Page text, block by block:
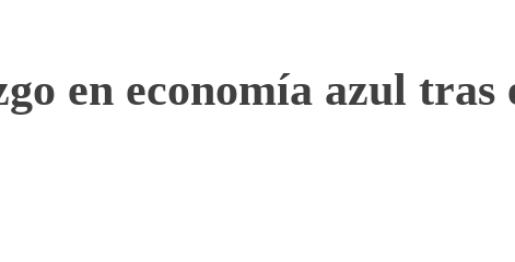
en economía azul tras